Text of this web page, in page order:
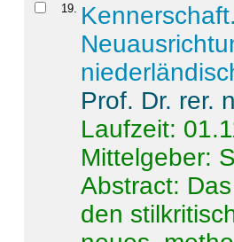
19
Prof. Dr. rer.
Laufzeit:
Mittelgeber:
Abstract:
den